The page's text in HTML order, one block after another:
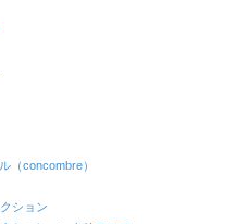
（concombre）
ション